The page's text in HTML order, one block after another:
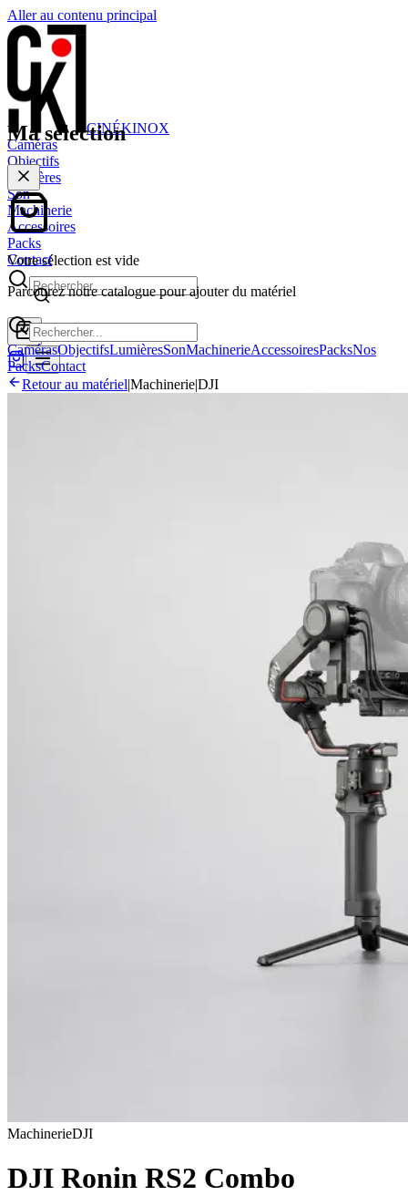
Aller au contenu principal
CINÉKINOX
Caméras
Objectifs
Lumières
Son
Machinerie
Accessoires
Packs
Contact
Ma sélection
Votre sélection est vide
Parcourez notre catalogue pour ajouter du matériel
CamérasObjectifsLumièresSonMachinerieAccessoiresPacksNos
PacksContact
Retour au matériel|Machinerie|DJI
MachinerieDJI
DJI Ronin RS2 Combo